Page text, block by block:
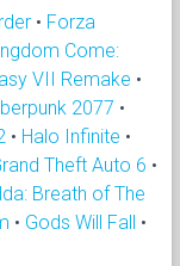
• Forza
Come:
VII Remake •
2077 •
• Halo Infinite •
Theft Auto 6 •
Breath of The
• Gods Will Fall •